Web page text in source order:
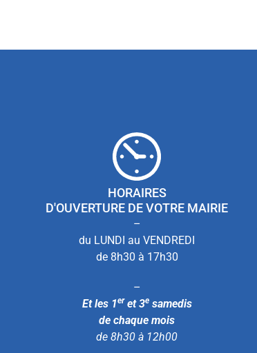
HORAIRES
D'OUVERTURE DE VOTRE MAIRIE
–
du LUNDI au VENDREDI
de 8h30 à 17h30
–
Et les 1eret 3esamedis
de chaque mois
de 8h30 à 12h00